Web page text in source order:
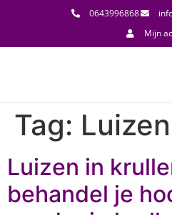
0643996868
Mijn
Tag: Luizen
Luizen in
behandel je